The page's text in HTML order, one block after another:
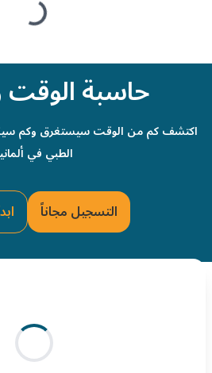
حاسبة الوقت
اكتشف كم من الوقت سيستغرق وكم
الطبي في
التسجيل مجاناً